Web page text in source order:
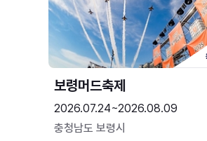
보령머드축제
2026.07.24~2026.08.09
충청남도 보령시